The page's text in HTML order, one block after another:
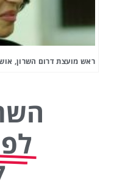
ראש מועצת דרום השרון,